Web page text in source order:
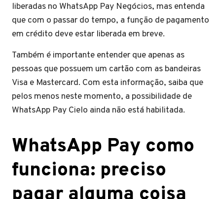
liberadas no WhatsApp Pay Negócios, mas entenda
que com o passar do tempo, a função de pagamento
em crédito deve estar liberada em breve.
Também é importante entender que apenas as
pessoas que possuem um cartão com as bandeiras
Visa e Mastercard. Com esta informação, saiba que
pelos menos neste momento, a possibilidade de
WhatsApp Pay Cielo ainda não está habilitada.
WhatsApp Pay como
funciona: preciso